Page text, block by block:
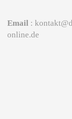
Email :
online.de